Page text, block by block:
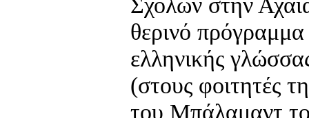
θερινό πρόγραμμα
ελληνικής
(στους φοιτητές
του Μπάλαμαντ